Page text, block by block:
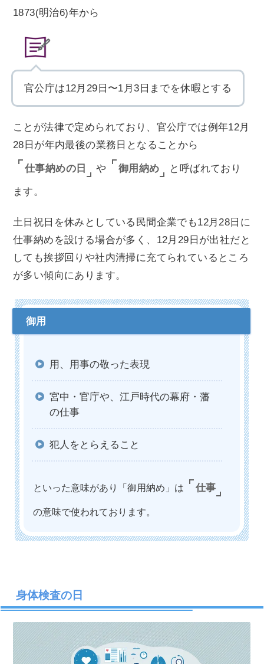
1873(明治6)年から
官公庁は12月29日〜1月3日までを休暇とする
ことが法律で定められており、官公庁では例年12月
28日が年内最後の業務日となることから
仕事納めの日 や 御用納め と呼ばれており
ます。
土日祝日を休みとしている民間企業でも12月28日に
仕事納めを設ける場合が多く、12月29日が出社だと
しても挨拶回りや社内清掃に充てられているところ
が多い傾向にあります。
用、用事の敬った表現
宮中・官庁や、江戸時代の幕府・藩
の仕事
犯人をとらえること
といった意味があり「御用納め」は 仕事
の意味で使われております。
身体検査の日